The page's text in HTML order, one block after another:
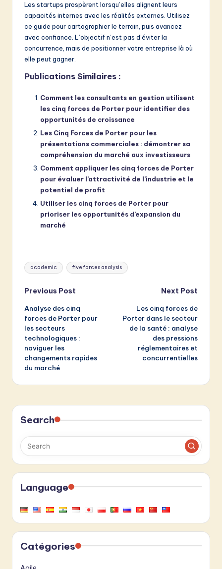
Les startups prospèrent lorsqu’elles alignent leurs
capacités internes avec les réalités externes. Utilisez
ce guide pour cartographier le terrain, puis avancez
avec confiance. L’objectif n’est pas d’éviter la
concurrence, mais de positionner votre entreprise là où
elle peut gagner.
Publications Similaires :
Comment les consultants en gestion utilisent
les cinq forces de Porter pour identifier des
opportunités de croissance
Les Cinq Forces de Porter pour les
présentations commerciales : démontrer sa
compréhension du marché aux investisseurs
Comment appliquer les cinq forces de Porter
pour évaluer l’attractivité de l’industrie et le
potentiel de profit
Utiliser les cinq forces de Porter pour
prioriser les opportunités d’expansion du
marché
Tags:
academic five forces analysis
Post
navigation
Previous Post
Analyse des cinq
forces de Porter pour
les secteurs
technologiques :
naviguer les
changements rapides
du marché
Next Post
Les cinq forces de
Porter dans le secteur
de la santé : analyse
des pressions
réglementaires et
concurrentielles
Search
Language
Catégories